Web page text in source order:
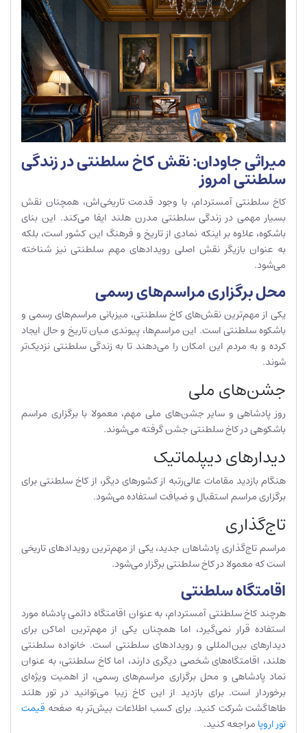
میراثی جاودان: نقش کاخ سلطنتی در زندگی
سلطنتی امروز
کاخ سلطنتی آمستردام، با وجود قدمت تاریخی‌اش، همچنان نقش
بسیار مهمی در زندگی سلطنتی مدرن هلند ایفا می‌کند. این بنای
باشکوه، علاوه بر اینکه نمادی از تاریخ و فرهنگ این کشور است، بلکه
به عنوان بازیگر نقش اصلی رویدادهای مهم سلطنتی نیز شناخته
می‌شود.
محل برگزاری مراسم‌های رسمی
یکی از مهم‌ترین نقش‌های کاخ سلطنتی، میزبانی مراسم‌های رسمی و
باشکوه سلطنتی است. این مراسم‌ها، پیوندی میان تاریخ و حال ایجاد
کرده و به مردم این امکان را می‌دهند تا به زندگی سلطنتی نزدیک‌تر
شوند.
جشن‌های ملی
روز پادشاهی و سایر جشن‌های ملی مهم، معمولا با برگزاری مراسم
باشکوهی در کاخ سلطنتی جشن گرفته می‌شوند.
دیدارهای دیپلماتیک
هنگام بازدید مقامات عالی‌رتبه از کشورهای دیگر، از کاخ سلطنتی برای
برگزاری مراسم استقبال و ضیافت استفاده می‌شود.
تاج‌گذاری
مراسم تاج‌گذاری پادشاهان جدید، یکی از مهم‌ترین رویدادهای تاریخی
است که معمولا در کاخ سلطنتی برگزار می‌شود.
اقامتگاه سلطنتی
هرچند کاخ سلطنتی آمستردام، به عنوان اقامتگاه دائمی پادشاه مورد
استفاده قرار نمی‌گیرد، اما همچنان یکی از مهم‌ترین اماکن برای
دیدارهای بین‌المللی و رویدادهای سلطنتی است. خانواده سلطنتی
هلند، اقامتگاه‌های شخصی دیگری دارند، اما کاخ سلطنتی، به عنوان
نماد پادشاهی و محل برگزاری مراسم‌های رسمی، از اهمیت ویژه‌ای
برخوردار است. برای بازدید از این کاخ زیبا می‌توانید در تور هلند
طاهاگشت شرکت کنید. برای کسب اطلاعات بیش‌تر به صفحه قیمت
تور اروپا مراجعه کنید.